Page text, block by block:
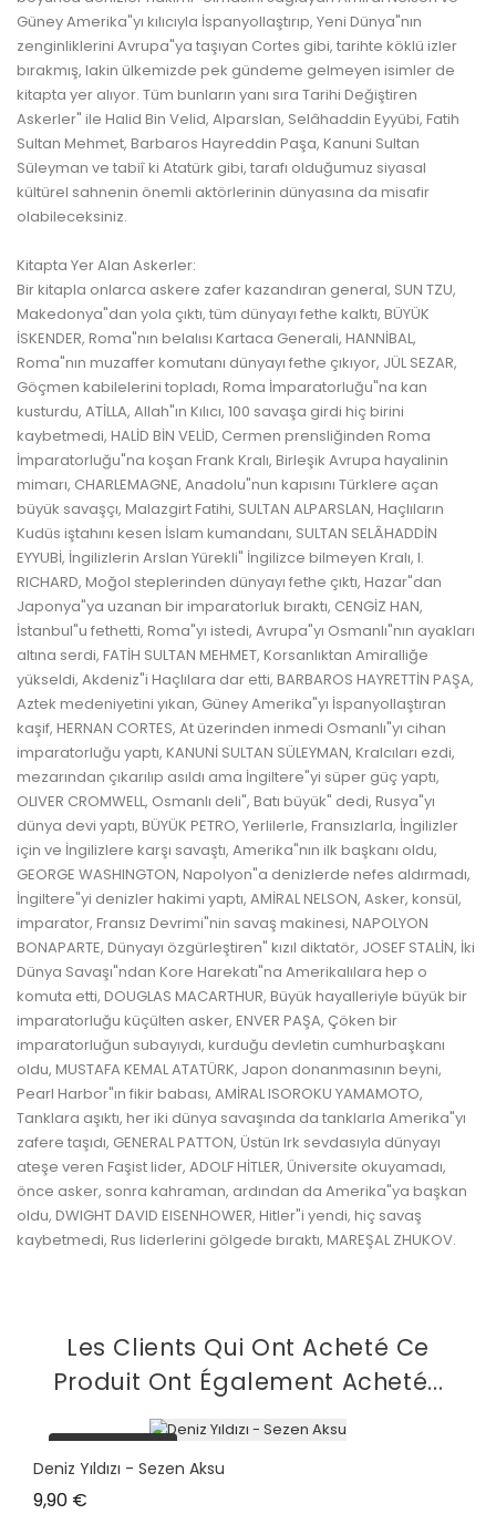
Güney Amerika"yı kılıcıyla İspanyollaştırıp, Yeni Dünya"nın
zenginliklerini Avrupa"ya taşıyan Cortes gibi, tarihte köklü izler
bırakmış, lakin ülkemizde pek gündeme gelmeyen isimler de
kitapta yer alıyor. Tüm bunların yanı sıra Tarihi Değiştiren
Askerler" ile Halid Bin Velid, Alparslan, Selâhaddin Eyyübi, Fatih
Sultan Mehmet, Barbaros Hayreddin Paşa, Kanuni Sultan
Süleyman ve tabiî ki Atatürk gibi, tarafı olduğumuz siyasal
kültürel sahnenin önemli aktörlerinin dünyasına da misafir
olabileceksiniz.
Kitapta Yer Alan Askerler:
Bir kitapla onlarca askere zafer kazandıran general, SUN TZU,
Makedonya"dan yola çıktı, tüm dünyayı fethe kalktı, BÜYÜK
İSKENDER, Roma"nın belalısı Kartaca Generali, HANNİBAL,
Roma"nın muzaffer komutanı dünyayı fethe çıkıyor, JÜL SEZAR,
Göçmen kabilelerini topladı, Roma İmparatorluğu"na kan
kusturdu, ATİLLA, Allah"ın Kılıcı, 100 savaşa girdi hiç birini
kaybetmedi, HALİD BİN VELİD, Cermen prensliğinden Roma
İmparatorluğu"na koşan Frank Kralı, Birleşik Avrupa hayalinin
mimarı, CHARLEMAGNE, Anadolu"nun kapısını Türklere açan
büyük savaşçı, Malazgirt Fatihi, SULTAN ALPARSLAN, Haçlıların
Kudüs iştahını kesen İslam kumandanı, SULTAN SELÂHADDİN
EYYUBİ, İngilizlerin Arslan Yürekli" İngilizce bilmeyen Kralı, I.
RICHARD, Moğol steplerinden dünyayı fethe çıktı, Hazar"dan
Japonya"ya uzanan bir imparatorluk bıraktı, CENGİZ HAN,
İstanbul"u fethetti, Roma"yı istedi, Avrupa"yı Osmanlı"nın ayakları
altına serdi, FATİH SULTAN MEHMET, Korsanlıktan Amiralliğe
yükseldi, Akdeniz"i Haçlılara dar etti, BARBAROS HAYRETTİN PAŞA,
Aztek medeniyetini yıkan, Güney Amerika"yı İspanyollaştıran
kaşif, HERNAN CORTES, At üzerinden inmedi Osmanlı"yı cihan
imparatorluğu yaptı, KANUNİ SULTAN SÜLEYMAN, Kralcıları ezdi,
mezarından çıkarılıp asıldı ama İngiltere"yi süper güç yaptı,
OLIVER CROMWELL, Osmanlı deli", Batı büyük" dedi, Rusya"yı
dünya devi yaptı, BÜYÜK PETRO, Yerlilerle, Fransızlarla, İngilizler
için ve İngilizlere karşı savaştı, Amerika"nın ilk başkanı oldu,
GEORGE WASHINGTON, Napolyon"a denizlerde nefes aldırmadı,
İngiltere"yi denizler hakimi yaptı, AMİRAL NELSON, Asker, konsül,
imparator, Fransız Devrimi"nin savaş makinesi, NAPOLYON
BONAPARTE, Dünyayı özgürleştiren" kızıl diktatör, JOSEF STALİN, İki
Dünya Savaşı"ndan Kore Harekatı"na Amerikalılara hep o
komuta etti, DOUGLAS MACARTHUR, Büyük hayalleriyle büyük bir
imparatorluğu küçülten asker, ENVER PAŞA, Çöken bir
imparatorluğun subayıydı, kurduğu devletin cumhurbaşkanı
oldu, MUSTAFA KEMAL ATATÜRK, Japon donanmasının beyni,
Pearl Harbor"ın fikir babası, AMİRAL ISOROKU YAMAMOTO,
Tanklara aşıktı, her iki dünya savaşında da tanklarla Amerika"yı
zafere taşıdı, GENERAL PATTON, Üstün Irk sevdasıyla dünyayı
ateşe veren Faşist lider, ADOLF HİTLER, Üniversite okuyamadı,
önce asker, sonra kahraman, ardından da Amerika"ya başkan
oldu, DWIGHT DAVID EISENHOWER, Hitler"i yendi, hiç savaş
kaybetmedi, Rus liderlerini gölgede bıraktı, MAREŞAL ZHUKOV.
Les Clients Qui Ont Acheté Ce
Produit Ont Également Acheté...
plus en stock
Deniz Yıldızı - Sezen Aksu
9,90 €